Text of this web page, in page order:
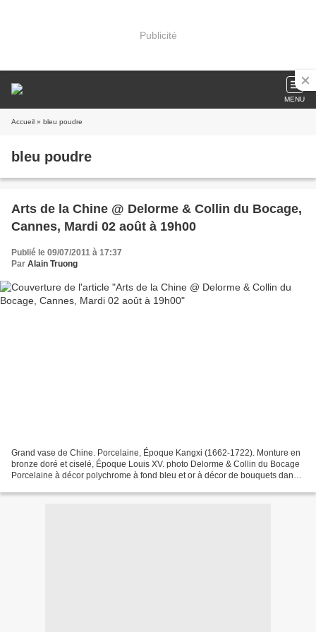
Publicité
MENU
Accueil » bleu poudre
bleu poudre
Arts de la Chine @ Delorme & Collin du Bocage,
Cannes, Mardi 02 août à 19h00
Publié le 09/07/2011 à 17:37
Par Alain Truong
Grand vase de Chine. Porcelaine, Époque Kangxi (1662-1722). Monture en
bronze doré et ciselé, Époque Louis XV. photo Delorme & Collin du Bocage
Porcelaine à décor polychrome à fond bleu et or à décor de bouquets dans